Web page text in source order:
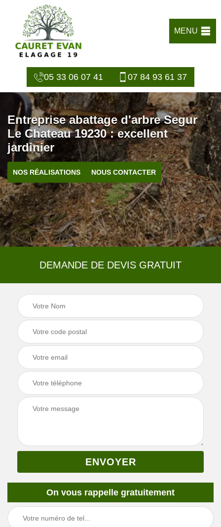
MENU
05 33 06 07 41 07 84 93 61 37
Entreprise abattage d'arbre Segur
Le Chateau 19230 : excellent
jardinier
NOS RÉALISATIONS NOUS CONTACTER
DEMANDE DE DEVIS GRATUIT
On vous rappelle gratuitement